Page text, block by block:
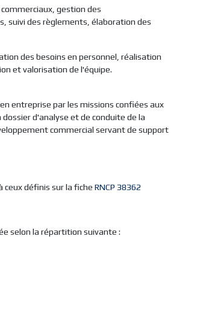
gestion des
suivi des règlements, élaboration des
des besoins en personnel, réalisation
et valorisation de l'équipe.
entreprise par les missions confiées aux
d'analyse et de conduite de la
commercial servant de support
définis sur la fiche RNCP 38362
selon la répartition suivante :